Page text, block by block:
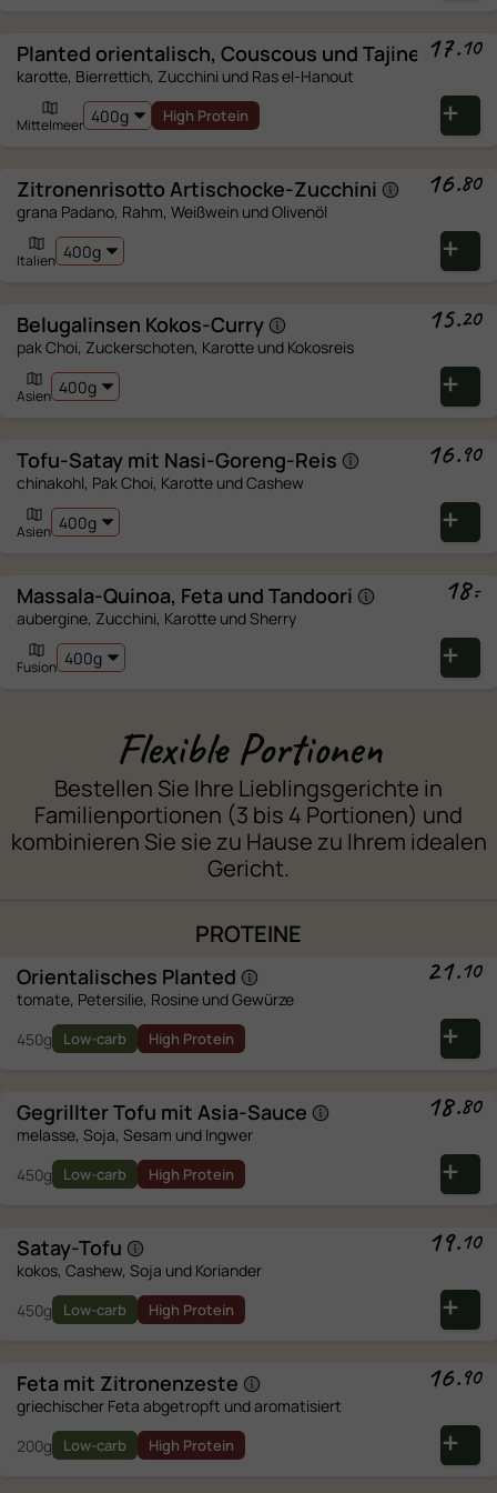
17.10
Planted orientalisch, Couscous und Tajine
karotte, Bierrettich, Zucchini und Ras el-Hanout
Mittelmeer High Protein
16.80
Zitronenrisotto Artischocke-Zucchini
grana Padano, Rahm, Weißwein und Olivenöl
Italien
15.20
Belugalinsen Kokos-Curry
pak Choi, Zuckerschoten, Karotte und Kokosreis
Asien
16.90
Tofu-Satay mit Nasi-Goreng-Reis
chinakohl, Pak Choi, Karotte und Cashew
Asien
18.-
Massala-Quinoa, Feta und Tandoori
aubergine, Zucchini, Karotte und Sherry
Fusion
Flexible Portionen
Bestellen Sie Ihre Lieblingsgerichte in
Familienportionen (3 bis 4 Portionen) und
kombinieren Sie sie zu Hause zu Ihrem idealen
Gericht.
PROTEINE
21.10
Orientalisches Planted
tomate, Petersilie, Rosine und Gewürze
450g
Low-carb High Protein
18.80
Gegrillter Tofu mit Asia-Sauce
melasse, Soja, Sesam und Ingwer
450g
Low-carb High Protein
19.10
Satay-Tofu
kokos, Cashew, Soja und Koriander
450g
Low-carb High Protein
16.90
Feta mit Zitronenzeste
griechischer Feta abgetropft und aromatisiert
200g
Low-carb High Protein
Teller als Deckel), damit es nicht
austrocknet.
NUR DIE BESTEN ZUTATEN
· 🌱 Bio
ERNÄHRUNG ZU IHRER UNTERSTÜTZUNG
% RM
Fett
davon
gesättigte
Kohlenhydrate
davon Zucker
Ballaststoffe